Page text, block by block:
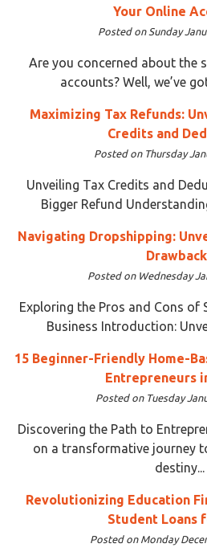
Your Online
Posted on Sunday
Are you concerned about the
accounts? Well, we’ve
Maximizing Tax Refunds:
Credits and
Posted on Thursday
Unveiling Tax Credits and
Bigger Refund
Navigating Dropshipping:
Posted on Wednesday
Exploring the Pros and Cons of
Business Introduction:
15 Beginner-Friendly Home-
Entrepreneurs
Posted on Tuesday
Discovering the Path to
on a transformative journey
destiny...
Revolutionizing Education
Student Loans
Posted on Monday